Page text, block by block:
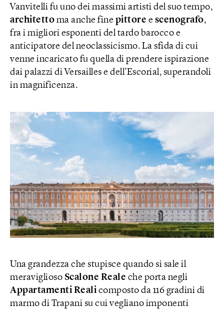
Vanvitelli fu uno dei massimi artisti del suo tempo,
architetto ma anche fine pittore e scenografo,
fra i migliori esponenti del tardo barocco e
anticipatore del neoclassicismo. La sfida di cui
venne incaricato fu quella di prendere ispirazione
dai palazzi di Versailles e dell’Escorial, superandoli
in magnificenza.
Una grandezza che stupisce quando si sale il
meraviglioso Scalone Reale che porta negli
Appartamenti Realicomposto da 116 gradini di
marmo di Trapani su cui vegliano imponenti